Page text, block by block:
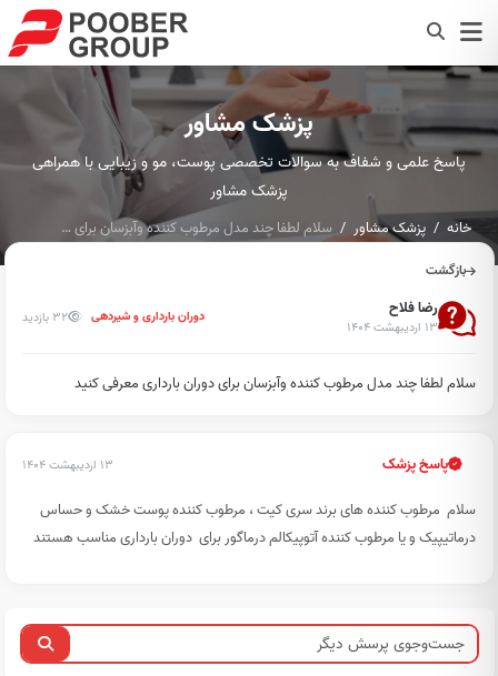
پزشک مشاور
پاسخ علمی و شفاف به سوالات تخصصی پوست، مو و زیبایی با همراهی
پزشک مشاور
خانه پزشک مشاور سلام لطفا چند مدل مرطوب کننده وآبزسان برای دوران بارداری معر...
بازگشت
رضا فلاح
۱۳ اردیبهشت ۱۴۰۴
دوران بارداری و شیردهی 32 بازدید
سلام لطفا چند مدل مرطوب کننده وآبزسان برای دوران بارداری معرفی کنید
پاسخ پزشک ۱۳ اردیبهشت ۱۴۰۴
سلام مرطوب کننده های برند سری کیت ، مرطوب کننده پوست خشک و حساس
درماتیپیک و یا مرطوب کننده آتوپیکالم درماگور برای دوران بارداری مناسب هستند